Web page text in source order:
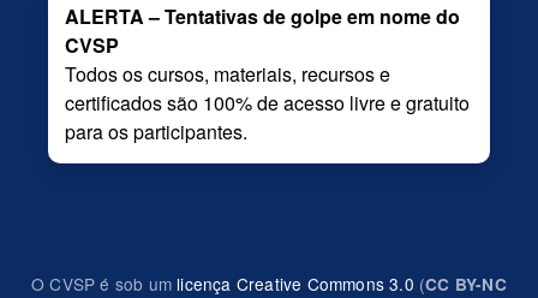
ALERTA – Tentativas de golpe em nome do
CVSP
Todos os cursos, materiais, recursos e
certificados são 100% de acesso livre e gratuito
para os participantes.
O CVSP é sob um licença Creative Commons 3.0 (CC BY-NC